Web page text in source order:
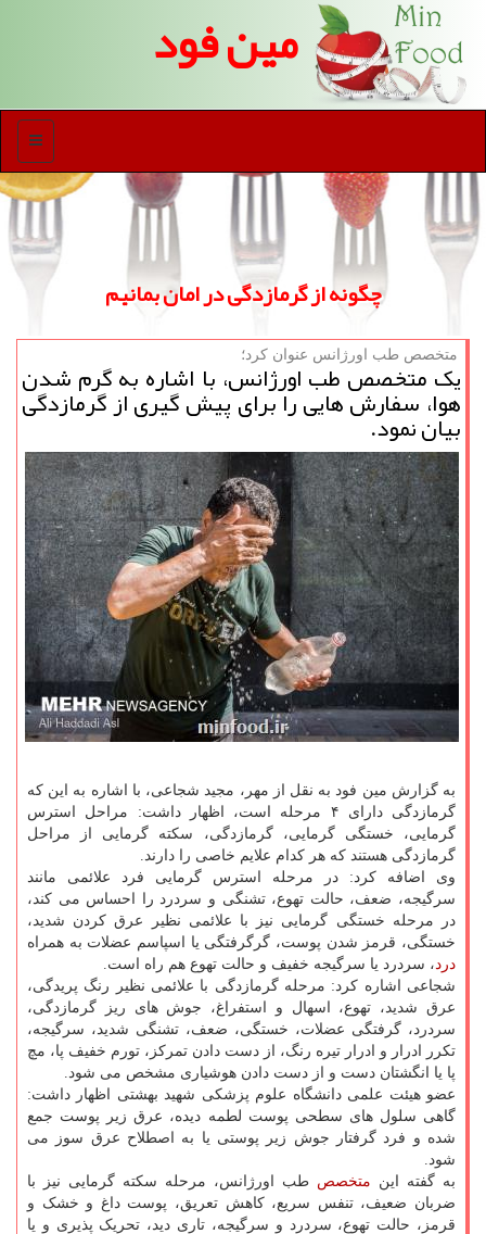
مین فود
منو
چگونه از گرمازدگی در امان بمانیم
متخصص طب اورژانس عنوان كرد؛
یک متخصص طب اورژانس، با اشاره به گرم شدن
هوا، سفارش هایی را برای پیش گیری از گرمازدگی
بیان نمود.
به گزارش مین فود به نقل از مهر، مجید شجاعی، با اشاره به این که
گرمازدگی دارای ۴ مرحله است، اظهار داشت: مراحل استرس
گرمایی، خستگی گرمایی، گرمازدگی، سکته گرمایی از مراحل
گرمازدگی هستند که هر کدام علایم خاصی را دارند.
وی اضافه کرد: در مرحله استرس گرمایی فرد علائمی مانند
سرگیجه، ضعف، حالت تهوع، تشنگی و سردرد را احساس می کند،
در مرحله خستگی گرمایی نیز با علائمی نظیر عرق کردن شدید،
خستگی، قرمز شدن پوست، گرگرفتگی یا اسپاسم عضلات به همراه
درد، سردرد یا سرگیجه خفیف و حالت تهوع هم راه است.
شجاعی اشاره کرد: مرحله گرمازدگی با علائمی نظیر رنگ پریدگی،
عرق شدید، تهوع، اسهال و استفراغ، جوش های ریز گرمازدگی،
سردرد، گرفتگی عضلات، خستگی، ضعف، تشنگی شدید، سرگیجه،
تکرر ادرار و ادرار تیره رنگ، از دست دادن تمرکز، تورم خفیف پا، مچ
پا یا انگشتان دست و از دست دادن هوشیاری مشخص می شود.
عضو هیئت علمی دانشگاه علوم پزشکی شهید بهشتی اظهار داشت:
گاهی سلول های سطحی پوست لطمه دیده، عرق زیر پوست جمع
شده و فرد گرفتار جوش زیر پوستی یا به اصطلاح عرق سوز می
شود.
به گفته این متخصص طب اورژانس، مرحله سکته گرمایی نیز با
ضربان ضعیف، تنفس سریع، کاهش تعریق، پوست داغ و خشک و
قرمز، حالت تهوع، سردرد و سرگیجه، تاری دید، تحریک پذیری و یا